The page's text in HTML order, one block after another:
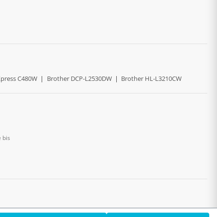
C480W | Brother DCP-L2530DW | Brother HL-L3210CW
bis